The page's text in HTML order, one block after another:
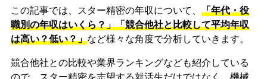
この記事では、スター精密の年収について、 「年代・役
職別の年収はいくら？」「競合他社と比較して平均年収
は高い？低い？」など様々な角度で分析していきます。
競合他社との比較や業界ランキングなども紹介している